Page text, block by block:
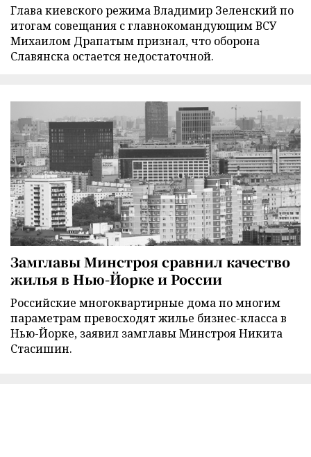
Глава киевского режима Владимир Зеленский по
итогам совещания с главнокомандующим ВСУ
Михаилом Драпатым признал, что оборона
Славянска остается недостаточной.
Замглавы Минстроя сравнил качество
жилья в Нью-Йорке и России
Российские многоквартирные дома по многим
параметрам превосходят жилье бизнес-класса в
Нью-Йорке, заявил замглавы Минстроя Никита
Стасишин.